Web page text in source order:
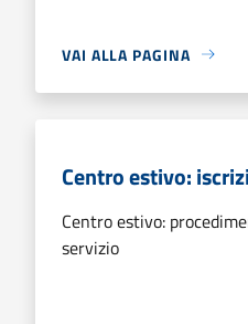
VAI ALLA PAGINA
Centro estivo:
Centro estivo:
servizio